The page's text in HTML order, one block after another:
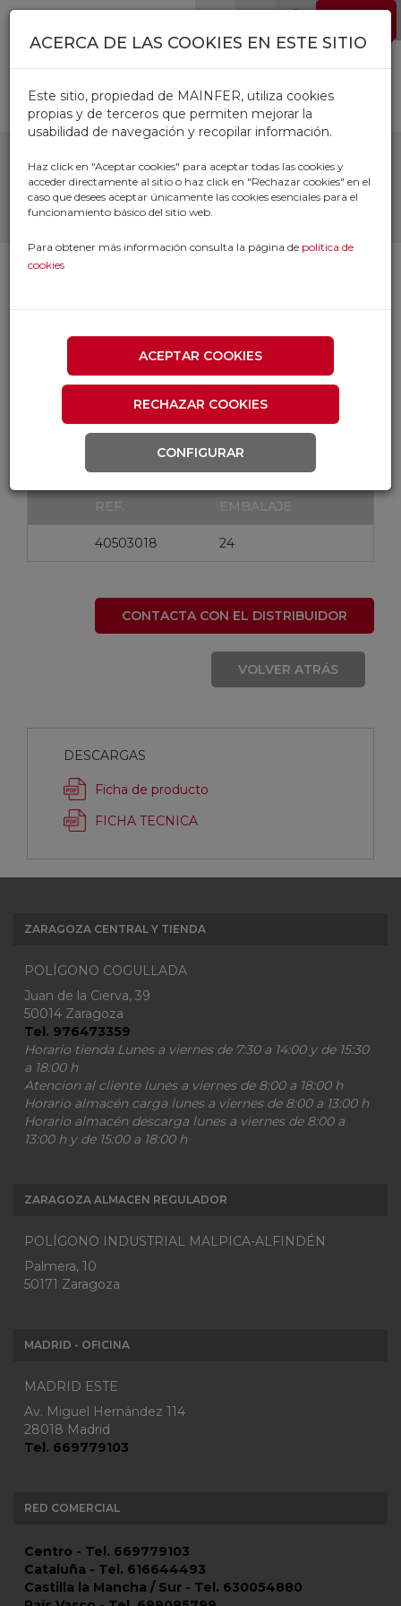
Pasar al contenido principal
DISCO CORTE METAL
PROFESIONAL 50301-180
BELLOTA
REF. EMBALAJE
40503018 24
CONTACTA CON EL DISTRIBUIDOR
VOLVER ATRÁS
DESCARGAS
Ficha de producto
FICHA TECNICA
ZARAGOZA CENTRAL Y TIENDA
POLÍGONO COGULLADA
Juan de la Cierva, 39
50014 Zaragoza
Tel. 976473359
Horario tienda Lunes a viernes de 7:30 a 14:00 y de 15:30
a 18:00 h
Atencion al cliente lunes a viernes de 8:00 a 18:00 h
Horario almacén carga lunes a viernes de 8:00 a 13:00 h
Horario almacén descarga lunes a viernes de 8:00 a
13:00 h y de 15:00 a 18:00 h
ZARAGOZA ALMACEN REGULADOR
POLÍGONO INDUSTRIAL MALPICA-ALFINDÉN
Palmera, 10
50171 Zaragoza
MADRID - OFICINA
MADRID ESTE
Av. Miguel Hernández 114
28018 Madrid
Tel. 669779103
RED COMERCIAL
Centro - Tel. 669779103
Cataluña - Tel. 616644493
Castilla la Mancha / Sur - Tel. 630054880
ACERCA DE LAS COOKIES EN ESTE SITIO
Este sitio, propiedad de MAINFER, utiliza cookies
propias y de terceros que permiten mejorar la
usabilidad de navegación y recopilar información.
Haz click en "Aceptar cookies" para aceptar todas las cookies y
acceder directamente al sitio o haz click en "Rechazar cookies" en el
caso que desees aceptar únicamente las cookies esenciales para el
funcionamiento básico del sitio web.
Para obtener más información consulta la página de política de
cookies
ACEPTAR COOKIES
RECHAZAR COOKIES
CONFIGURAR